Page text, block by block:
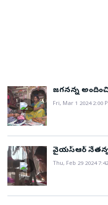
జగనన్న
మా కుటుంబానికి
Fri, Mar 1 2024 2:00
వైయస్ఆర్ నేతన్న
తొలగిపోయాయి..!
Thu, Feb 29 2024